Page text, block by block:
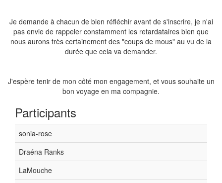
Je demande à chacun de bien réfléchir avant de s'inscrire, je n'ai
pas envie de rappeler constamment les retardataires bien que
nous aurons très certainement des "coups de mous" au vu de la
durée que cela va demander.
J'espère tenir de mon côté mon engagement, et vous souhaite un
bon voyage en ma compagnie.
Participants
sonia-rose
Draéna Ranks
LaMouche